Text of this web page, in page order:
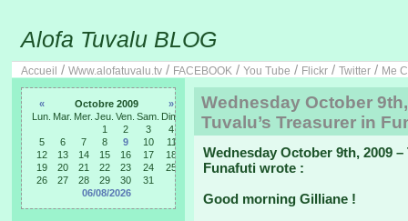
Alofa Tuvalu BLOG
Accueil / Www.alofatuvalu.tv / FACEBOOK / You Tube / Flickr / Twitter / Me
« Octobre 2009
»
Lun. Mar. Mer. Jeu. Ven. Sam. Dim.
1
2 3
4
5
6 7 8 9 10
11
12
13 14 15 16 17
18
19
20 21 22 23 24
25
26
27 28 29 30
31
06/08/2026
Wednesday October
Tuvalu’s Treasurer in
Wednesday October 9th, 2009
Funafuti wrote :
Good morning Gilliane !